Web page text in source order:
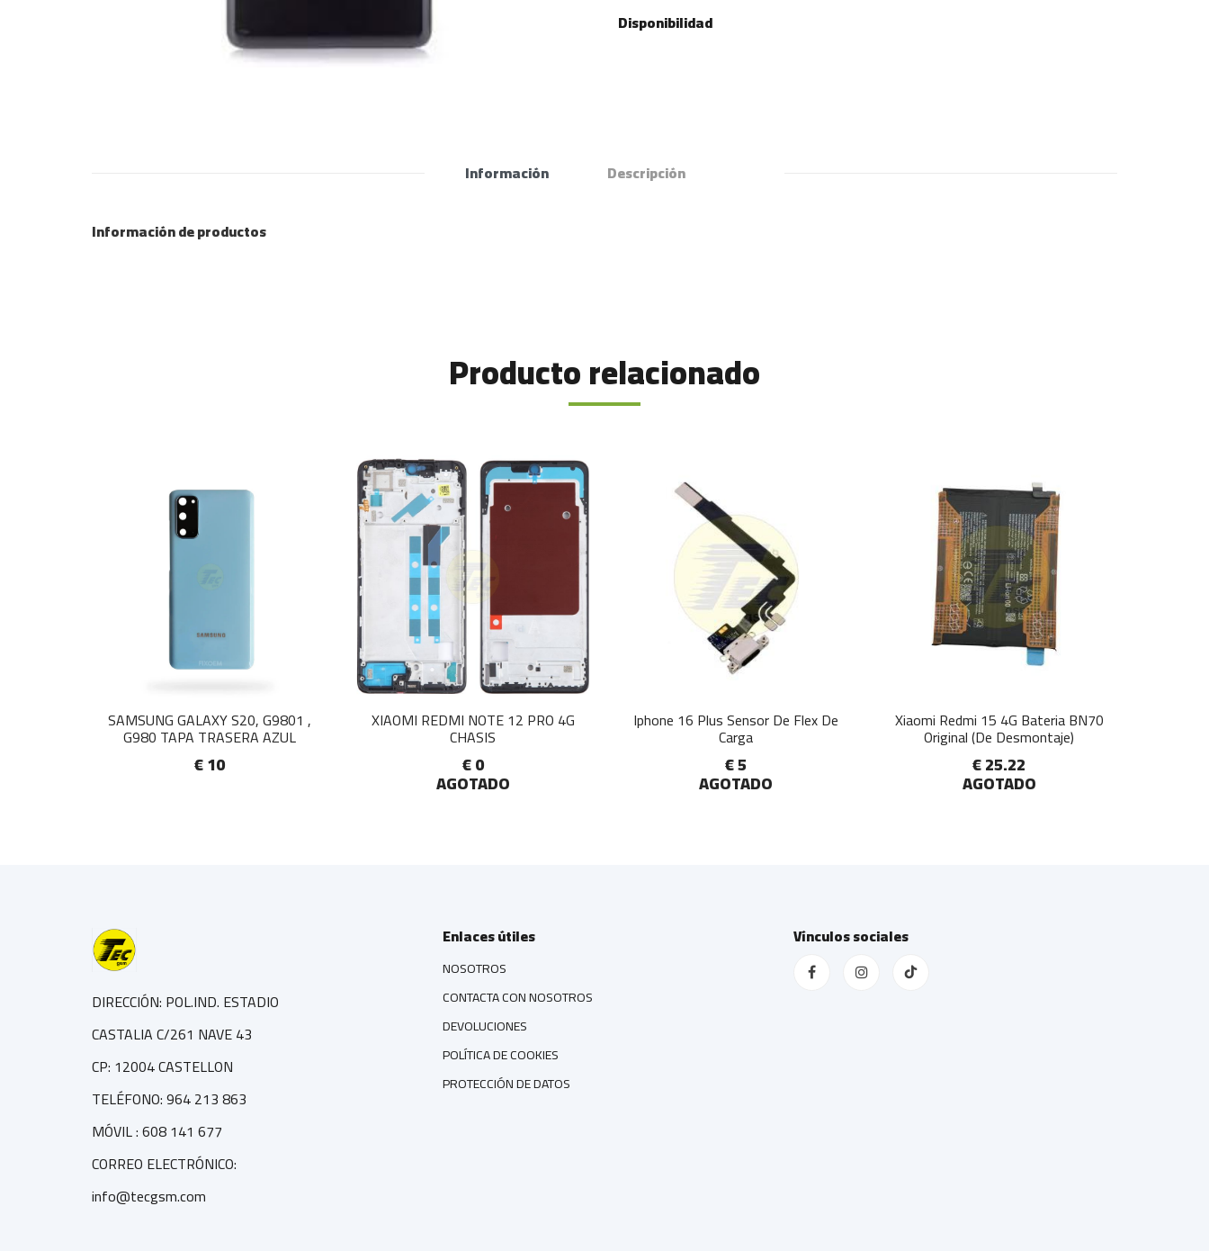
Disponibilidad
Información Descripción
Información de productos
Producto relacionado
SAMSUNG GALAXY S20, G9801 ,
G980 TAPA TRASERA AZUL
€ 10
XIAOMI REDMI NOTE 12 PRO 4G
CHASIS
€ 0
AGOTADO
Iphone 16 Plus Sensor De Flex De
Carga
€ 5
AGOTADO
Xiaomi Redmi 15 4G Bateria BN70
Original (De Desmontaje)
€ 25.22
AGOTADO
DIRECCIÓN: POL.IND. ESTADIO
CASTALIA C/261 NAVE 43
CP: 12004 CASTELLON
TELÉFONO: 964 213 863
MÓVIL : 608 141 677
CORREO ELECTRÓNICO:
info@tecgsm.com
Enlaces útiles
NOSOTROS
CONTACTA CON NOSOTROS
DEVOLUCIONES
POLÍTICA DE COOKIES
PROTECCIÓN DE DATOS
Vínculos sociales